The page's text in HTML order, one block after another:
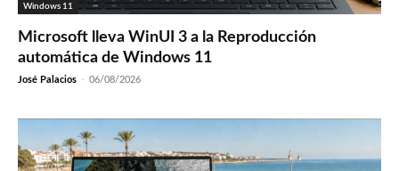
Windows 11
Microsoft lleva WinUI 3 a la Reproducción
automática de Windows 11
José Palacios - 06/08/2026